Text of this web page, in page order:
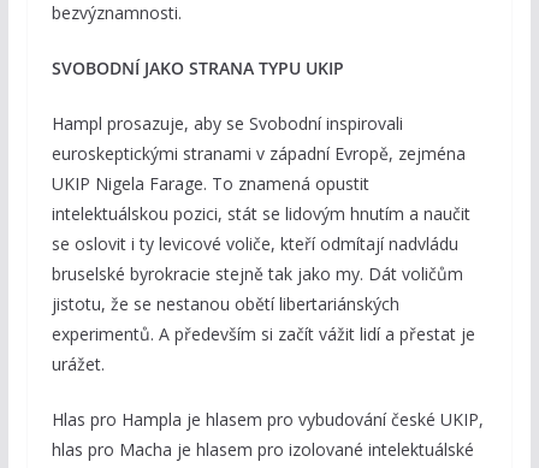
bezvýznamnosti.
SVOBODNÍ JAKO STRANA TYPU UKIP
Hampl prosazuje, aby se Svobodní inspirovali
euroskeptickými stranami v západní Evropě, zejména
UKIP Nigela Farage. To znamená opustit
intelektuálskou pozici, stát se lidovým hnutím a naučit
se oslovit i ty levicové voliče, kteří odmítají nadvládu
bruselské byrokracie stejně tak jako my. Dát voličům
jistotu, že se nestanou obětí libertariánských
experimentů. A především si začít vážit lidí a přestat je
urážet.
Hlas pro Hampla je hlasem pro vybudování české UKIP,
hlas pro Macha je hlasem pro izolované intelektuálské